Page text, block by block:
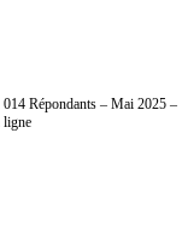
Répondants – Mai 2025 –
ligne